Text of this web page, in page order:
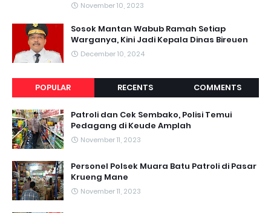
November 10, 2023
Sosok Mantan Wabub Ramah Setiap
Warganya, Kini Jadi Kepala Dinas Bireuen
December 10, 2024
POPULAR RECENTS COMMENTS
Patroli dan Cek Sembako, Polisi Temui
Pedagang di Keude Amplah
November 11, 2023
Personel Polsek Muara Batu Patroli di Pasar
Krueng Mane
November 11, 2023